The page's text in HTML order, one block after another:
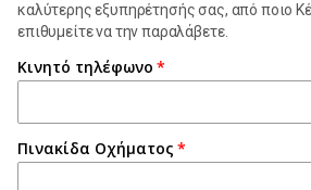
καλύτερης εξυπηρέτησής σας, από ποιο
επιθυμείτε να την παραλάβετε.
Κινητό τηλέφωνο
Πινακίδα Οχήματος